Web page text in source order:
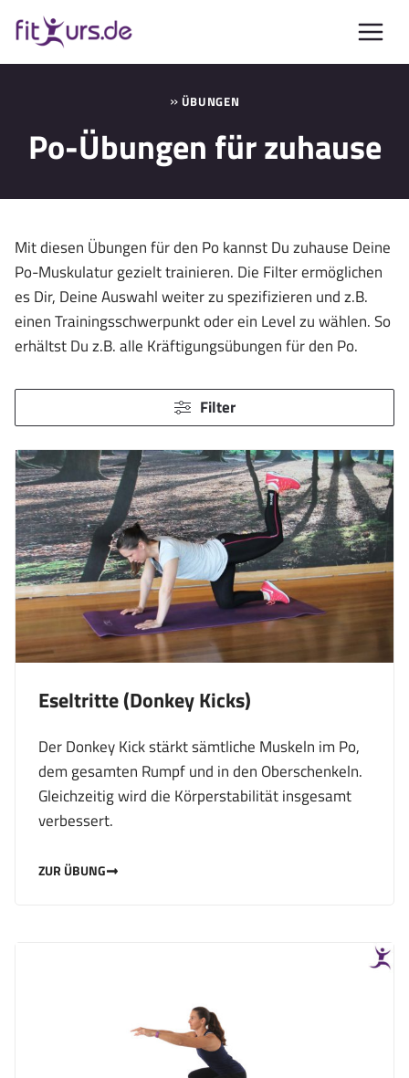
Inhalt
springen
» ÜBUNGEN
Po-Übungen für zuhause
Mit diesen Übungen für den Po kannst Du zuhause Deine
Po-Muskulatur gezielt trainieren. Die Filter ermöglichen
es Dir, Deine Auswahl weiter zu spezifizieren und z.B.
einen Trainingsschwerpunkt oder ein Level zu wählen. So
erhältst Du z.B. alle Kräftigungsübungen für den Po.
Filter
Eseltritte (Donkey Kicks)
Der Donkey Kick stärkt sämtliche Muskeln im Po,
dem gesamten Rumpf und in den Oberschenkeln.
Gleichzeitig wird die Körperstabilität insgesamt
verbessert.
ZUR ÜBUNG